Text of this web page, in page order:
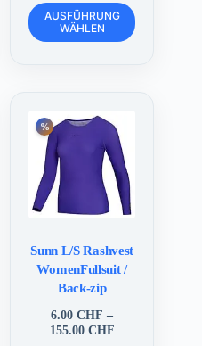
bis
109.00 CHF
AUSFÜHRUNG
WÄHLEN
Dieses
Produkt
weist
Optionen
können
auf
der
Produktseite
gewählt
werden
Sunn L/S Rashvest
WomenFullsuit /
Back-zip
6.00CHF –
155.00 CHFPreisspanne: